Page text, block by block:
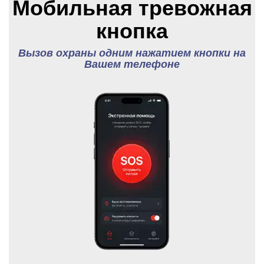
Мобильная тревожная
кнопка
Вызов охраны одним нажатием кнопки на
Вашем телефоне